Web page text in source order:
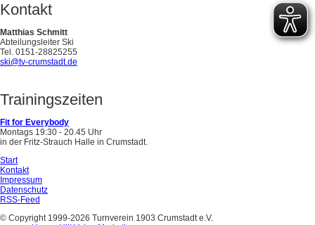
Kontakt
Matthias Schmitt
Abteilungsleiter Ski
Tel. 0151-28825255
ski@tv-crumstadt.de
Trainingszeiten
Fit for Everybody
Montags 19:30 - 20.45 Uhr
in der Fritz-Strauch Halle in Crumstadt.
Start
Kontakt
Impressum
Datenschutz
RSS-Feed
© Copyright 1999-2026 Turnverein 1903 Crumstadt e.V.